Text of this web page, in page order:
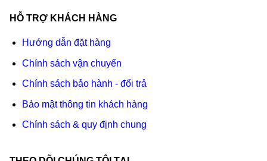
HỖ TRỢ KHÁCH HÀNG
Hướng dẫn đặt hàng
Chính sách vận chuyển
Chính sách bảo hành - đổi trả
Bảo mật thông tin khách hàng
Chính sách & quy định chung